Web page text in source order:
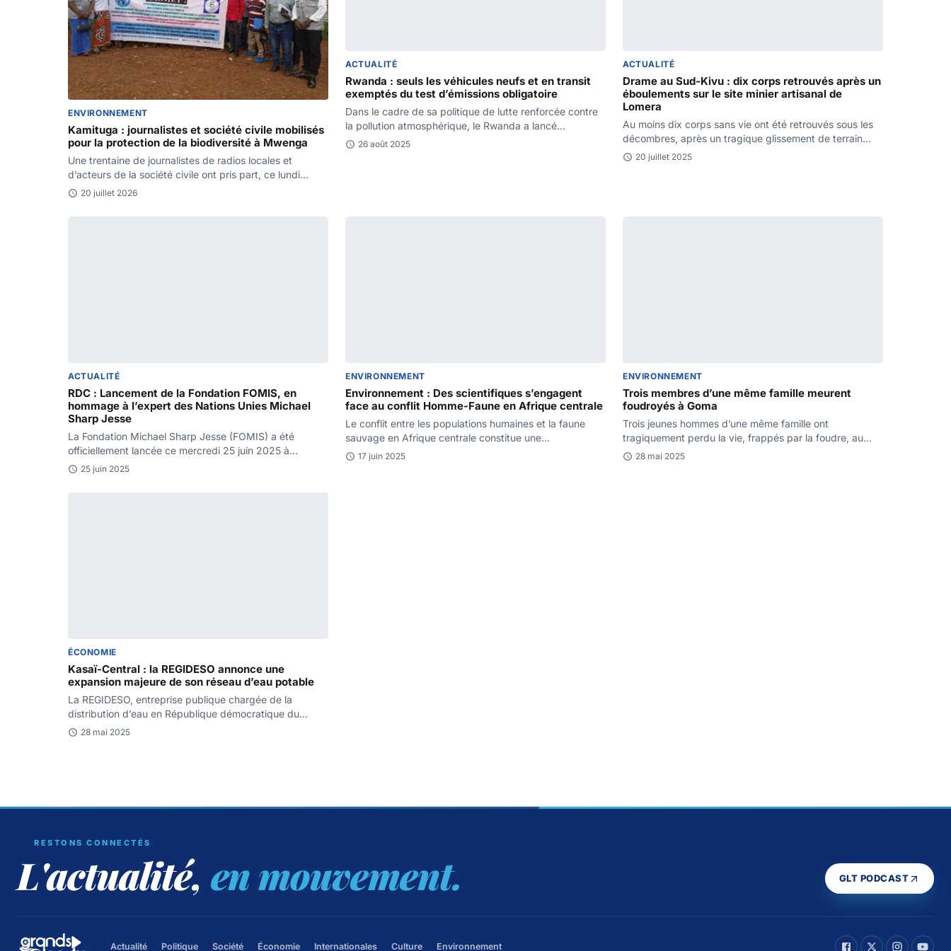
ENVIRONNEMENT
Kamituga : journalistes et société civile mobilisés
pour la protection de la biodiversité à Mwenga
Une trentaine de journalistes de radios locales et
d’acteurs de la société civile ont pris part, ce lundi…
20 juillet 2026
ACTUALITÉ
Rwanda : seuls les véhicules neufs et en transit
exemptés du test d’émissions obligatoire
Dans le cadre de sa politique de lutte renforcée contre
la pollution atmosphérique, le Rwanda a lancé
officiellement,…
26 août 2025
ACTUALITÉ
Drame au Sud-Kivu : dix corps retrouvés après un
éboulements sur le site minier artisanal de
Lomera
Au moins dix corps sans vie ont été retrouvés sous les
décombres, après un tragique glissement de terrain…
20 juillet 2025
ACTUALITÉ
RDC : Lancement de la Fondation FOMIS, en
hommage à l’expert des Nations Unies Michael
Sharp Jesse
La Fondation Michael Sharp Jesse (FOMIS) a été
officiellement lancée ce mercredi 25 juin 2025 à
Bukavu, chef-lieu…
25 juin 2025
ENVIRONNEMENT
Environnement : Des scientifiques s’engagent
face au conflit Homme-Faune en Afrique centrale
Le conflit entre les populations humaines et la faune
sauvage en Afrique centrale constitue une
problématique de plus…
17 juin 2025
ENVIRONNEMENT
Trois membres d’une même famille meurent
foudroyés à Goma
Trois jeunes hommes d’une même famille ont
tragiquement perdu la vie, frappés par la foudre, au
quartier Lac…
28 mai 2025
ÉCONOMIE
Kasaï-Central : la REGIDESO annonce une
expansion majeure de son réseau d’eau potable
La REGIDESO, entreprise publique chargée de la
distribution d’eau en République démocratique du
Congo, a annoncé dimanche 25…
28 mai 2025
RESTONS CONNECTÉS
L'actualité, en mouvement. GLT PODCAST
Actualité Politique Société Économie Internationales Culture Environnement